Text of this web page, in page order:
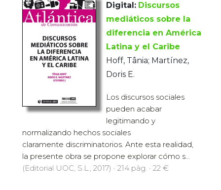
Digital: Discursos
mediáticos sobre la
diferencia en América
Latina y el Caribe
Hoff, Tânia; Martínez,
Doris E.
Los discursos sociales
pueden acabar
legitimando y
normalizando hechos sociales
claramente discriminatorios. Ante esta realidad,
la presente obra se propone explorar cómo s...
(Editorial UOC, S.L., 2017) · 214 pàg. · 22 €